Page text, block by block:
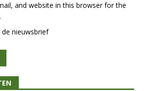
and website in this browser for the
nieuwsbrief